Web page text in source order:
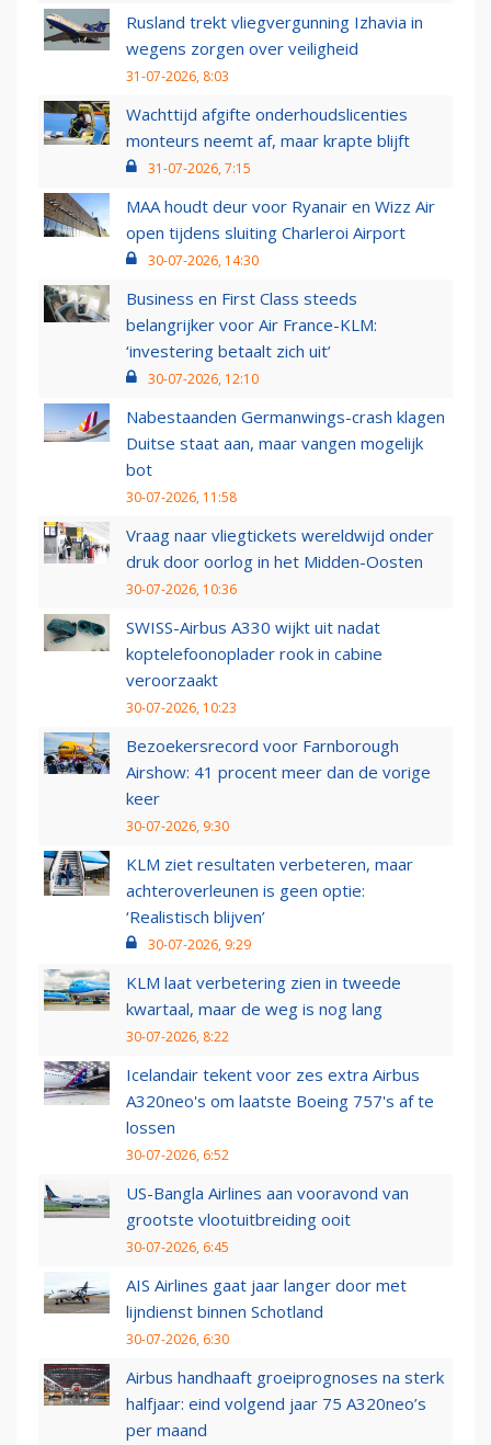
Rusland trekt vliegvergunning Izhavia in
wegens zorgen over veiligheid
31-07-2026, 8:03
Wachttijd afgifte onderhoudslicenties
monteurs neemt af, maar krapte blijft
31-07-2026, 7:15
MAA houdt deur voor Ryanair en Wizz Air
open tijdens sluiting Charleroi Airport
30-07-2026, 14:30
Business en First Class steeds
belangrijker voor Air France-KLM:
‘investering betaalt zich uit’
30-07-2026, 12:10
Nabestaanden Germanwings-crash klagen
Duitse staat aan, maar vangen mogelijk
bot
30-07-2026, 11:58
Vraag naar vliegtickets wereldwijd onder
druk door oorlog in het Midden-Oosten
30-07-2026, 10:36
SWISS-Airbus A330 wijkt uit nadat
koptelefoonoplader rook in cabine
veroorzaakt
30-07-2026, 10:23
Bezoekersrecord voor Farnborough
Airshow: 41 procent meer dan de vorige
keer
30-07-2026, 9:30
KLM ziet resultaten verbeteren, maar
achteroverleunen is geen optie:
‘Realistisch blijven’
30-07-2026, 9:29
KLM laat verbetering zien in tweede
kwartaal, maar de weg is nog lang
30-07-2026, 8:22
Icelandair tekent voor zes extra Airbus
A320neo's om laatste Boeing 757's af te
lossen
30-07-2026, 6:52
US-Bangla Airlines aan vooravond van
grootste vlootuitbreiding ooit
30-07-2026, 6:45
AIS Airlines gaat jaar langer door met
lijndienst binnen Schotland
30-07-2026, 6:30
Airbus handhaaft groeiprognoses na sterk
halfjaar: eind volgend jaar 75 A320neo’s
per maand